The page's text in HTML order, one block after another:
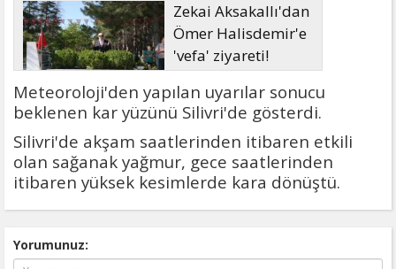
Zekai Aksakallı'dan
Ömer Halisdemir'e
'vefa' ziyareti!
Meteoroloji'den yapılan uyarılar sonucu
beklenen kar yüzünü Silivri'de gösterdi.
Silivri'de akşam saatlerinden itibaren etkili
olan sağanak yağmur, gece saatlerinden
itibaren yüksek kesimlerde kara dönüştü.
Yorumunuz: